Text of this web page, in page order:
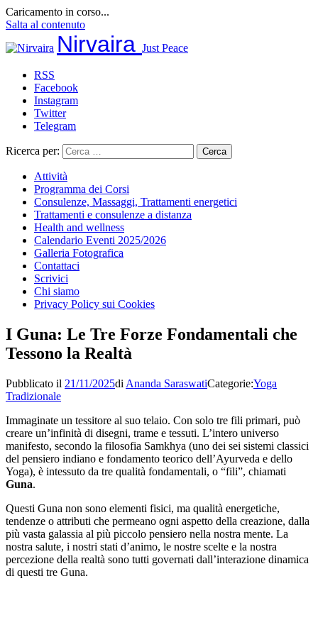
Caricamento in corso...
Salta al contenuto
Nirvaira Just Peace
RSS
Facebook
Instagram
Twitter
Telegram
Ricerca per:
Attività
Programma dei Corsi
Consulenze, Massaggi, Trattamenti energetici
Trattamenti e consulenze a distanza
Health and wellness
Calendario Eventi 2025/2026
Galleria Fotografica
Contattaci
Scrivici
Chi siamo
Privacy Policy sui Cookies
I Guna: Le Tre Forze Fondamentali che
Tessono la Realtà
Pubblicato il 21/11/2025di Ananda SaraswatiCategorie:Yoga
Tradizionale
Immaginate un tessitore al suo telaio. Con solo tre fili primari, può
creare un’infinità di disegni, trame e tessuti. L’intero universo
manifesto, secondo la filosofia Samkhya (uno dei sei sistemi classici
del pensiero indiano e fondamento teorico dell’Ayurveda e dello
Yoga), è intessuto da tre qualità fondamentali, o “fili”, chiamati
Guna.
Questi Guna non sono elementi fisici, ma qualità energetiche,
tendenze o attributi che permeano ogni aspetto della creazione, dalla
più vasta galassia al più piccolo pensiero nella nostra mente. La
nostra salute, i nostri stati d’animo, le nostre scelte e la nostra
percezione della realtà sono tutti governati dall’interazione dinamica
di questi tre Guna.